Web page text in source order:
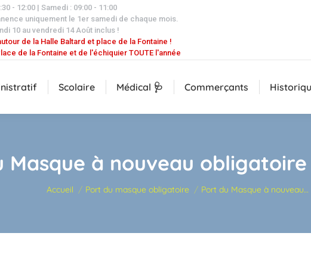
- 12:00 | Samedi : 09:00 - 11:00
uniquement le 1er samedi de chaque mois.
10 au vendredi 14 Août inclus !
de la Halle Baltard et place de la Fontaine !
de la Fontaine et de l'échiquier TOUTE l'année
Scolaire Médical 🩺 Commerçants
Masque à nouveau obligatoire
Vous êtes ici :
Accueil Port du masque obligatoire Port du Masque à nouveau…